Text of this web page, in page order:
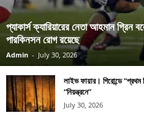
প্যাকার্স ক্যারিয়ারের নেতা আহমান গ্রিন
পারকিনসন রোগ রয়েছে
Admin - July 30, 2026
লাইভ ফায়ার। গিরোন্ডে
“নিয়ন্ত্রনে”
July 30, 2026